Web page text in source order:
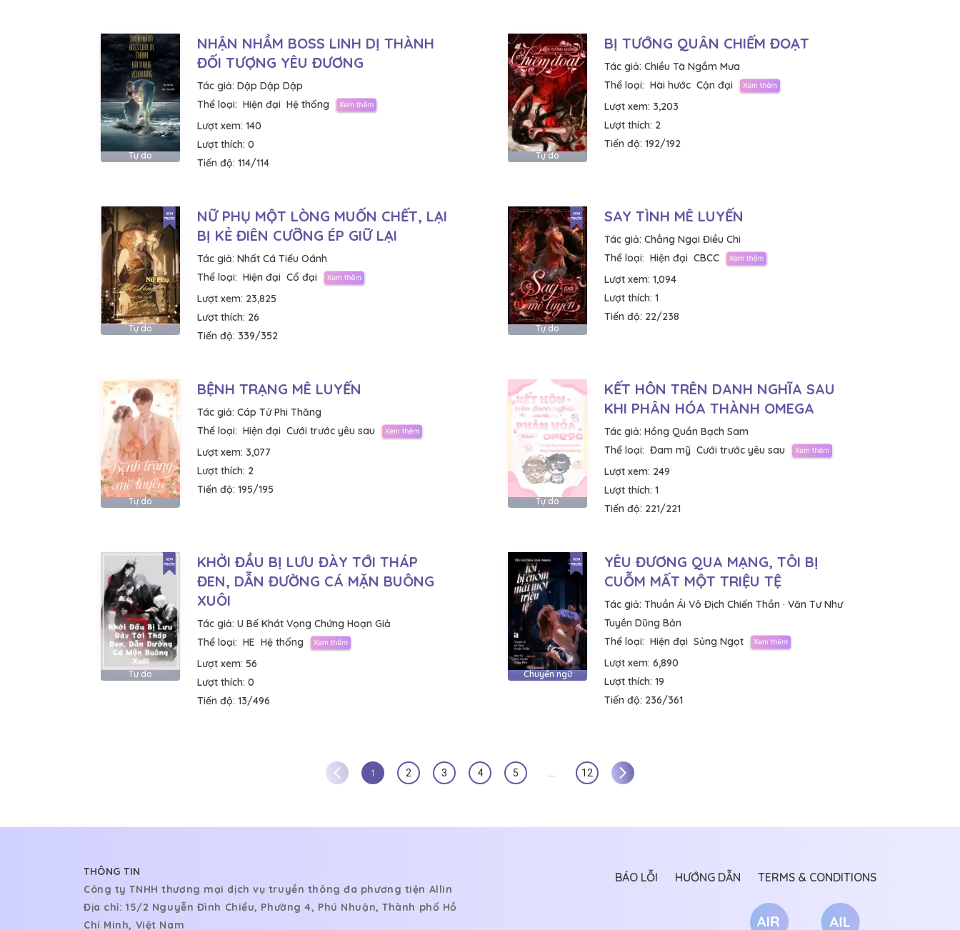
Tự do
NHẬN NHẦM BOSS LINH DỊ THÀNH
ĐỐI TƯỢNG YÊU ĐƯƠNG
Tác giả: Dập Dập Dập
Thể loại: Hiện đại Hệ thống
Lượt xem: 140
Lượt thích: 0
Tiến độ: 114/114
Tự do
BỊ TƯỚNG QUÂN CHIẾM ĐOẠT
Tác giả: Chiều Tà Ngắm Mưa
Thể loại: Hài hước Cận đại
Lượt xem: 3,203
Lượt thích: 2
Tiến độ: 192/192
Tự do
NỮ PHỤ MỘT LÒNG MUỐN CHẾT, LẠI
BỊ KẺ ĐIÊN CƯỠNG ÉP GIỮ LẠI
Tác giả: Nhất Cá Tiểu Oánh
Thể loại: Hiện đại Cổ đại
Lượt xem: 23,825
Lượt thích: 26
Tiến độ: 339/352
Tự do
SAY TÌNH MÊ LUYẾN
Tác giả: Chẳng Ngại Điều Chi
Thể loại: Hiện đại CBCC
Lượt xem: 1,094
Lượt thích: 1
Tiến độ: 22/238
Tự do
BỆNH TRẠNG MÊ LUYẾN
Tác giả: Cáp Tử Phi Thăng
Thể loại: Hiện đại Cưới trước yêu sau
Lượt xem: 3,077
Lượt thích: 2
Tiến độ: 195/195
Tự do
KẾT HÔN TRÊN DANH NGHĨA SAU
KHI PHÂN HÓA THÀNH OMEGA
Tác giả: Hồng Quần Bạch Sam
Thể loại: Đam mỹ Cưới trước yêu sau
Lượt xem: 249
Lượt thích: 1
Tiến độ: 221/221
Tự do
KHỞI ĐẦU BỊ LƯU ĐÀY TỚI THÁP
ĐEN, DẪN ĐƯỜNG CÁ MẶN BUÔNG
XUÔI
Tác giả: U Bế Khát Vọng Chứng Hoạn Giả
Thể loại: HE Hệ thống
Lượt xem: 56
Lượt thích: 0
Tiến độ: 13/496
Chuyển ngữ
YÊU ĐƯƠNG QUA MẠNG, TÔI BỊ
CUỖM MẤT MỘT TRIỆU TỆ
Tác giả: Thuần Ái Vô Địch Chiến Thần · Văn Tư Như
Tuyền Dũng Bản
Thể loại: Hiện đại Sủng Ngọt
Lượt xem: 6,890
Lượt thích: 19
Tiến độ: 236/361
1 2 3 4 5 12
THÔNG TIN
Công ty TNHH thương mại dịch vụ truyền thông đa phương tiện Allin
Địa chỉ: 15/2 Nguyễn Đình Chiểu, Phường 4, Phú Nhuận, Thành phố Hồ
Chí Minh, Việt Nam
BÁO LỖI HƯỚNG DẪN TERMS & CONDITIONS